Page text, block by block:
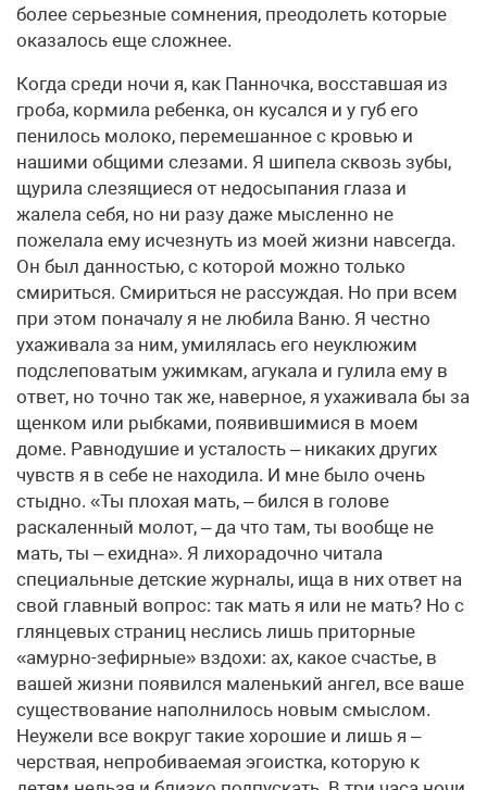
более серьезные сомнения, преодолеть которые
оказалось еще сложнее.
Когда среди ночи я, как Панночка, восставшая из
гроба, кормила ребенка, он кусался и у губ его
пенилось молоко, перемешанное с кровью и
нашими общими слезами. Я шипела сквозь зубы,
щурила слезящиеся от недосыпания глаза и
жалела себя, но ни разу даже мысленно не
пожелала ему исчезнуть из моей жизни навсегда.
Он был данностью, с которой можно только
смириться. Смириться не рассуждая. Но при всем
при этом поначалу я не любила Ваню. Я честно
ухаживала за ним, умилялась его неуклюжим
подслеповатым ужимкам, агукала и гулила ему в
ответ, но точно так же, наверное, я ухаживала бы за
щенком или рыбками, появившимися в моем
доме. Равнодушие и усталость – никаких других
чувств я в себе не находила. И мне было очень
стыдно. «Ты плохая мать, – бился в голове
раскаленный молот, – да что там, ты вообще не
мать, ты – ехидна». Я лихорадочно читала
специальные детские журналы, ища в них ответ на
свой главный вопрос: так мать я или не мать? Но с
глянцевых страниц неслись лишь приторные
«амурно-зефирные» вздохи: ах, какое счастье, в
вашей жизни появился маленький ангел, все ваше
существование наполнилось новым смыслом.
Неужели все вокруг такие хорошие и лишь я –
черствая, непробиваемая эгоистка, которую к